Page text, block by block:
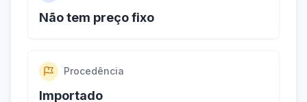
Não tem preço fixo
Procedência
Importado